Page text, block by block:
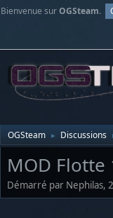
Bienvenue surOGSteam.
OGSteam ► Discussions
MOD Flotte
Démarré par Nephilas,